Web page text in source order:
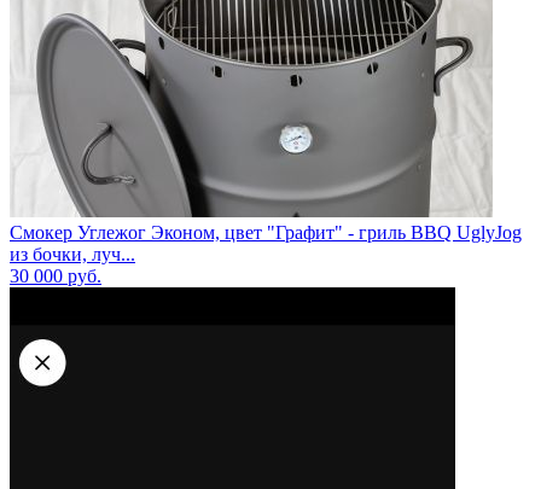
Смокер Углежог Эконом, цвет "Графит" - гриль BBQ UglyJog
из бочки, луч...
30 000 руб.